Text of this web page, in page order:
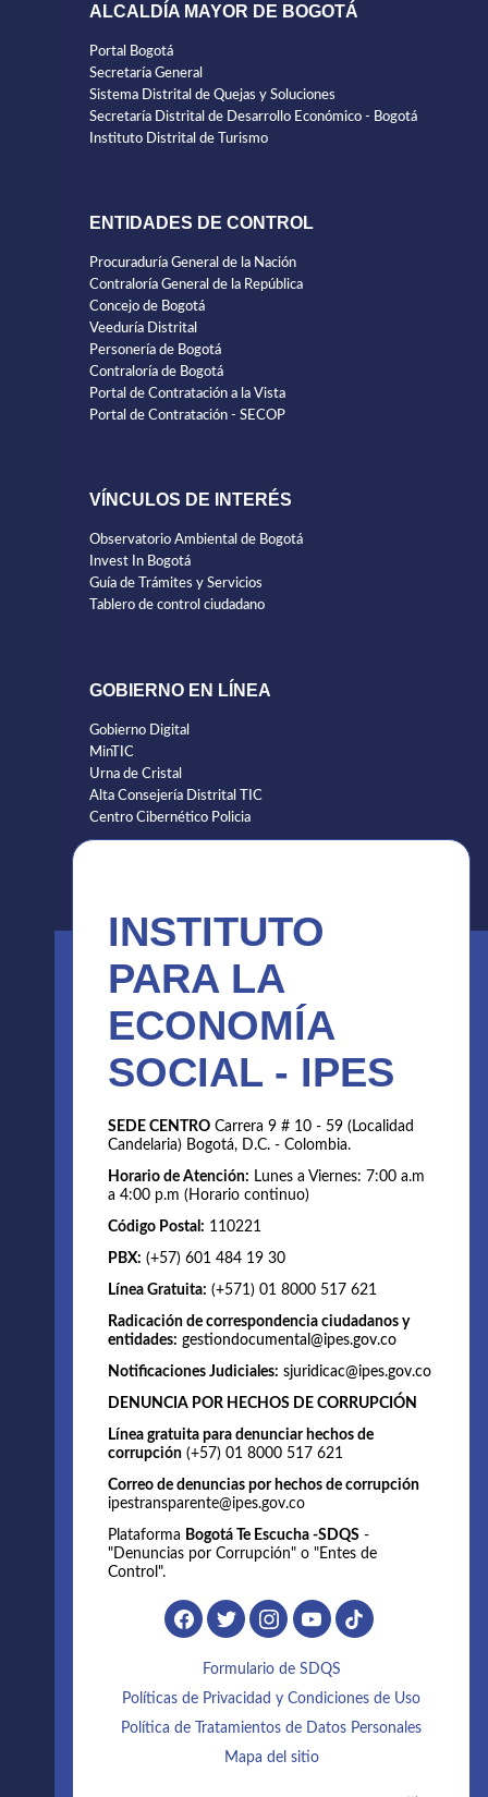
ALCALDÍA MAYOR DE BOGOTÁ
Portal Bogotá
Secretaría General
Sistema Distrital de Quejas y Soluciones
Secretaría Distrital de Desarrollo Económico - Bogotá
Instituto Distrital de Turismo
ENTIDADES DE CONTROL
Procuraduría General de la Nación
Contraloría General de la República
Concejo de Bogotá
Veeduría Distrital
Personería de Bogotá
Contraloría de Bogotá
Portal de Contratación a la Vista
Portal de Contratación - SECOP
VÍNCULOS DE INTERÉS
Observatorio Ambiental de Bogotá
Invest In Bogotá
Guía de Trámites y Servicios
Tablero de control ciudadano
GOBIERNO EN LÍNEA
Gobierno Digital
MinTIC
Urna de Cristal
Alta Consejería Distrital TIC
Centro Cibernético Policia
INSTITUTO
PARA LA
ECONOMÍA
SOCIAL - IPES
SEDE CENTRO Carrera 9 # 10 - 59 (Localidad
Candelaria) Bogotá, D.C. - Colombia.
Horario de Atención: Lunes a Viernes: 7:00 a.m
a 4:00 p.m (Horario continuo)
Código Postal: 110221
PBX: (+57) 601 484 19 30
Línea Gratuita: (+571) 01 8000 517 621
Radicación de correspondencia ciudadanos y
entidades: gestiondocumental@ipes.gov.co
Notificaciones Judiciales: sjuridicac@ipes.gov.co
DENUNCIA POR HECHOS DE CORRUPCIÓN
Línea gratuita para denunciar hechos de
corrupción (+57) 01 8000 517 621
Correo de denuncias por hechos de corrupción
ipestransparente@ipes.gov.co
Plataforma Bogotá Te Escucha -SDQS -
"Denuncias por Corrupción" o "Entes de
Control".
Formulario de SDQS
Políticas de Privacidad y Condiciones de Uso
Política de Tratamientos de Datos Personales
Mapa del sitio